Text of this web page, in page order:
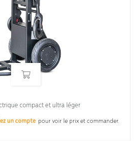
compact et ultra léger
un compte pour voir le prix et commander.